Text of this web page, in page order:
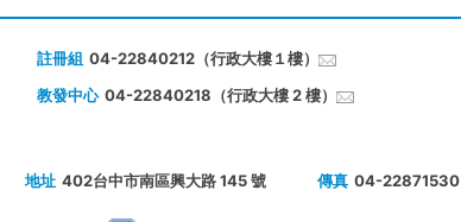
註冊組 04-22840212（行政大樓１樓）
教發中心 04-22840218（行政大樓 2 樓）
地址 402台中市南區興大路 145 號 傳真 04-22871530